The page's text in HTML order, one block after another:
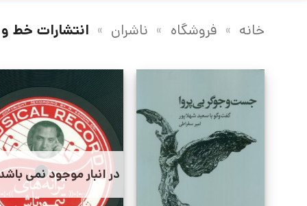
خانه » فروشگاه » ناشران » انتشارات خط
در انبار موجود نمی